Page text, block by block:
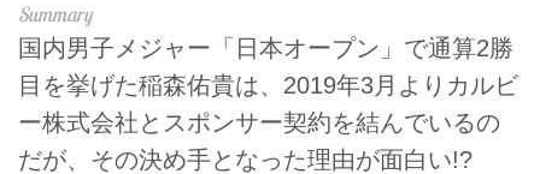
国内男子メジャー「日本オープン」で通算2勝
目を挙げた稲森佑貴は、2019年3月よりカルビ
ー株式会社とスポンサー契約を結んでいるの
だが、その決め手となった理由が面白い!?